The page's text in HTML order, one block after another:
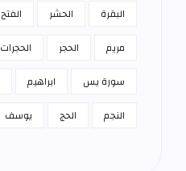
البقرة الحشر الفتح
مريم
الحجر الحجرات
سورة يس
ابراهيم
النجم
الحج يوسف